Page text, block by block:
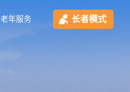
老年服务 长者模式